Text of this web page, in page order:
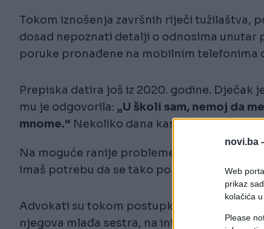
novi.ba -
Web
prikaz
kolačića
Please
Tokom iznošenja završnih riječi tužilaštva,
dosad nepoznati detalji o odnosima unutar
poruke pronađene na mobilnim telefonima
Prepiska datira još iz 2020. godine. Dječak
mu je odgovorila: „U školi sam, nemoj da
mnome.“ Nekoliko dana kasnije poslala mu
Na moguće ranije probleme u ponašanju
imaš potrebu da se tako ponašaš prema
Advokati su tokom postupka naveli i da je
njegova mlađa sestra, na internetu gledao